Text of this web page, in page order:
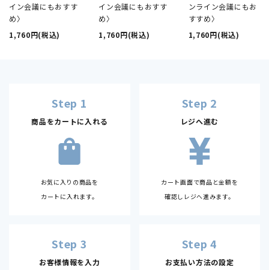
イン会議にもおすす
め〉
1,760円(税込)
イン会議にもおすす
め〉
1,760円(税込)
ンライン会議にもお
すすめ〉
1,760円(税込)
Step 1
商品をカートに入れる
お気に入りの商品を
カートに入れます。
Step 2
レジへ進む
カート画面で商品と金額を
確認しレジへ進みます。
Step 3
お客様情報を入力
Step 4
お支払い方法の設定